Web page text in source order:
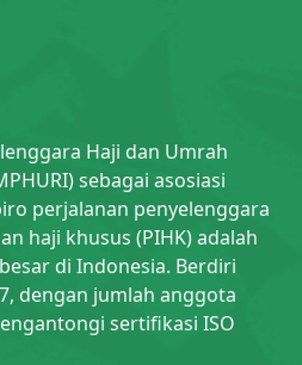
Haji dan Umrah
sebagai asosiasi
perjalanan penyelenggara
haji khusus (PIHK) adalah
di Indonesia. Berdiri
dengan jumlah anggota
sertifikasi ISO